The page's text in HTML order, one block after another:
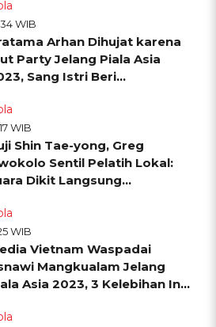
WIB
Arhan Dihujat karena
Party Jelang Piala Asia
Sang Istri Beri
WIB
Shin Tae-yong, Greg
Sentil Pelatih Lokal:
Dikit Langsung
WIB
Vietnam Waspadai
Mangkualam Jelang
Asia 2023, 3 Kelebihan Ini